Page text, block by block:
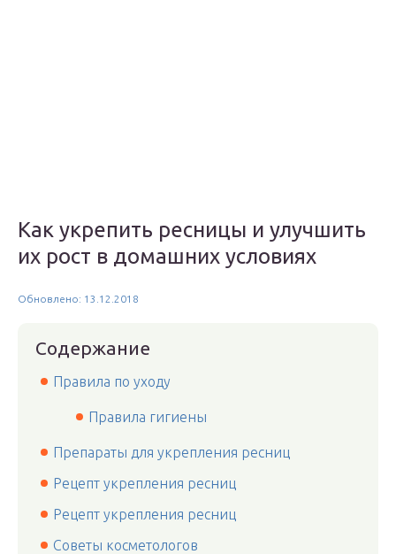
Как укрепить ресницы и улучшить
их рост в домашних условиях
Обновлено: 13.12.2018
Содержание
Правила по уходу
Правила гигиены
Препараты для укрепления ресниц
Рецепт укрепления ресниц
Рецепт укрепления ресниц
Советы косметологов